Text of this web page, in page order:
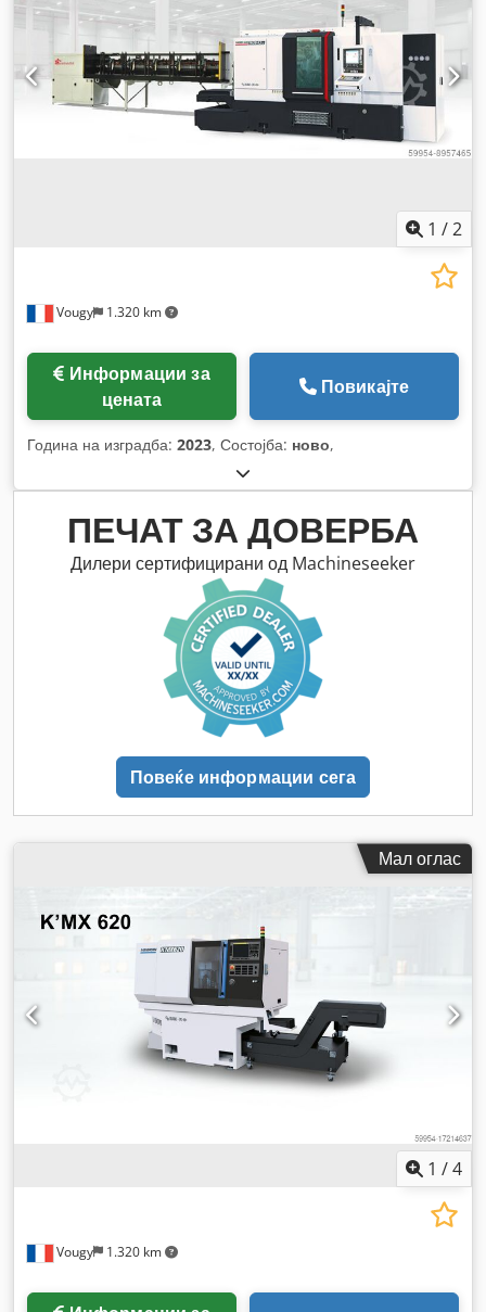
1 /2
Vougy 1.320 km
цената
Повикајте
Година на изградба: 2023, Состојба: ново,
ПЕЧАТ ЗА ДОВЕРБА
Дилери сертифицирани од Machineseeker
Повеќе информации сега
Мал оглас
1 /4
Vougy 1.320 km